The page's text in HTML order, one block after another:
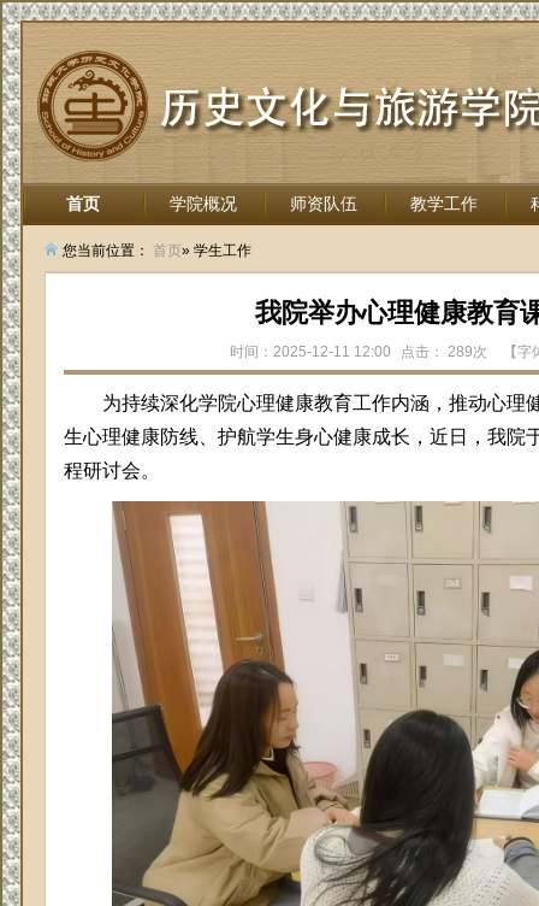
首页 学院概况 师资队伍 教学工作
招生就业
您当前位置： 首页» 学生工作
我院举办心理健康教育
时间：2025-12-11 12:00 点击： 289次 【字
为持续深化学院心理健康教育工作内涵，推动心理
生心理健康防线、护航学生身心健康成长，近 日，我院
程研讨会。